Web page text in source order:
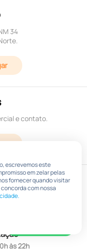
escrevemos este
em zelar pelas
fornecer quando visitar
com nossa
34
e contato.
às 22h